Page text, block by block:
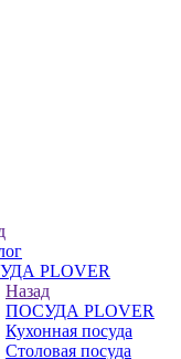
PLOVER
Назад
ПОСУДА PLOVER
Кухонная посуда
Столовая посуда